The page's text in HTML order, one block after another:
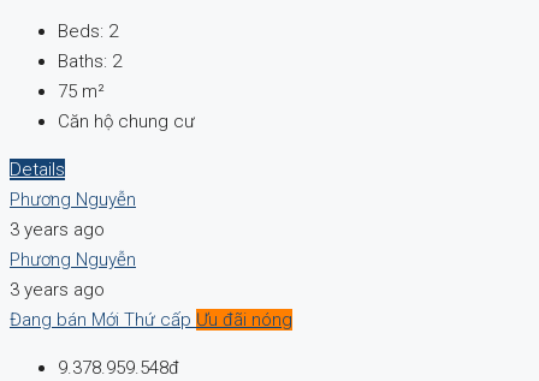
Beds: 2
Baths: 2
75 m²
Căn hộ chung cư
Details
Phương Nguyễn
3 years ago
Phương Nguyễn
3 years ago
Đang bán Mới Thứ cấp Ưu đãi nóng
9.378.959.548đ